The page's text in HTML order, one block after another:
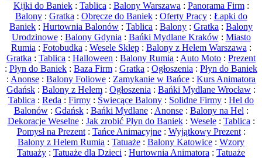
Kijki do Baniek: Tablica : Balony Warszawa : Panorama Firm:
Balony: Gratka : Obręcze do Baniek: Oferty Pracy: Łapki do
Baniek : Hurtownia Balonów : Tablica : Balony : Gratka : Balony
Urodzinowe: Balony Gdynia : Bańki Mydlane Kraków: Miasto
Rumia : Fotobudka : Wesele Sklep: Balony z Helem Warszawa :
Gratka : Tablica : Halloween : Balony Rumia : Auto Moto : Prezent
: Płyn do Baniek : Baza Firm : Gratka : Ogłoszenia : Płyn do Baniek
: Anonse : Balony Foliowe : Zamykanie w Bańce : Kurs Animatora
Gdańsk : Balony z Helem : Ogłoszenia : Bańki Mydlane Wrocław :
Tablica : Reda : Firmy : Świecące Balony : Solidne Firmy : Hel do
Balonów: Gdańsk: Bańki Mydlane: Anonse: Balony na Hel :
Dekoracje Weselne: Jak zrobić Płyn do Baniek: Wesele: Tablica :
Pomysł na Prezent: Tańce Animacyjne: Wyjątkowy Prezent:
Balony z Helem Rumia : Tatuaże : Balony Katowice : Wzory
Tatuaży : Tatuaże dla Dzieci : Hurtownia Animatora : Tatuaże